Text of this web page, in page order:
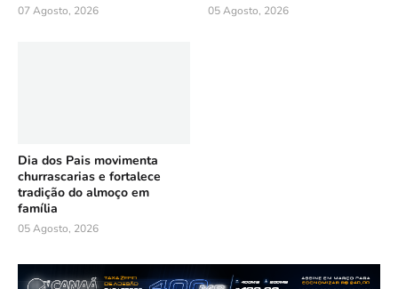
07 Agosto, 2026 05 Agosto, 2026
Dia dos Pais movimenta
churrascarias e fortalece
tradição do almoço em
família
05 Agosto, 2026